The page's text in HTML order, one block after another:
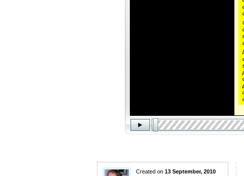
Created on 13 September, 2010